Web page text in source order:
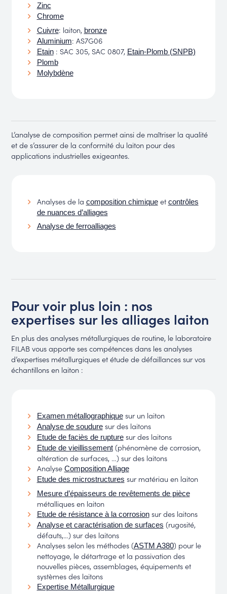
Zinc
Chrome
Cuivre: laiton, bronze
Aluminium: AS7G06
Etain: SAC 305, SAC 0807, Etain-Plomb (SNPB)
Plomb
Molybdène
L’analyse de composition permet ainsi de maîtriser la qualité
et de s’assurer de la conformité du laiton pour des
applications industrielles exigeantes.
Analyses de la composition chimiqueet contrôles
de nuances d’alliages
Analyse de ferroalliages
Pour voir plus loin : nos
expertises sur les alliages laiton
En plus des analyses métallurgiques de routine, le laboratoire
FILAB vous apporte ses compétences dans les analyses
d’expertises métallurgiques et étude de défaillances sur vos
échantillons en laiton :
Examen métallographiquesur un laiton
Analyse de souduresur des laitons
Etude de faciès de rupturesur des laitons
Etude de vieillissement(phénomène de corrosion,
altération de surfaces, …) sur des laitons
Analyse Composition Alliage
Etude des microstructures sur matériau en laiton
Mesure d’épaisseurs de revêtements de pièce
métalliques en laiton
Etude de résistance à la corrosionsur des laitons
Analyse et caractérisation de surfaces (rugosité,
défauts,…) sur des laitons
Analyses selon les méthodes (ASTM A380) pour le
nettoyage, le détartrage et la passivation des
nouvelles pièces, assemblages, équipements et
systèmes des laitons
Expertise Métallurgique